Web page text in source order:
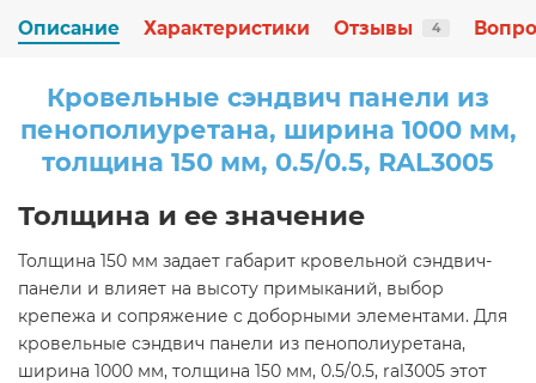
Описание Характеристики Отзывы 4
Кровельные сэндвич панели из
пенополиуретана, ширина 1000 мм,
толщина 150 мм, 0.5/0.5, RAL3005
Толщина и ее значение
Толщина 150 мм задает габарит кровельной сэндвич-
панели и влияет на высоту примыканий, выбор
крепежа и сопряжение с доборными элементами. Для
кровельные сэндвич панели из пенополиуретана,
ширина 1000 мм, толщина 150 мм, 0.5/0.5, ral3005 этот